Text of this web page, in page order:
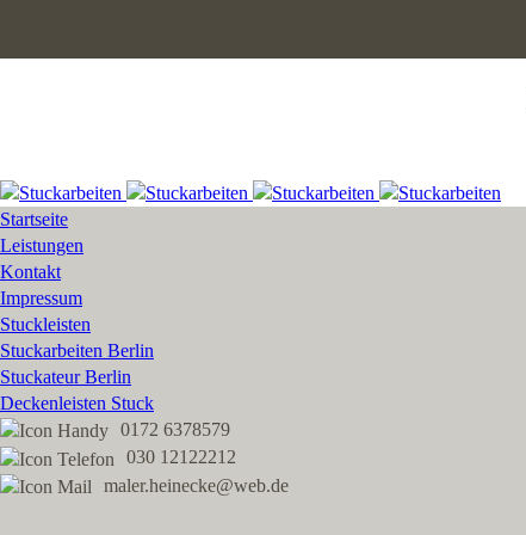
Startseite
Leistungen
Kontakt
Impressum
Stuckleisten
Stuckarbeiten Berlin
Stuckateur Berlin
Deckenleisten Stuck
0172 6378579
030 12122212
maler.heinecke@web.de